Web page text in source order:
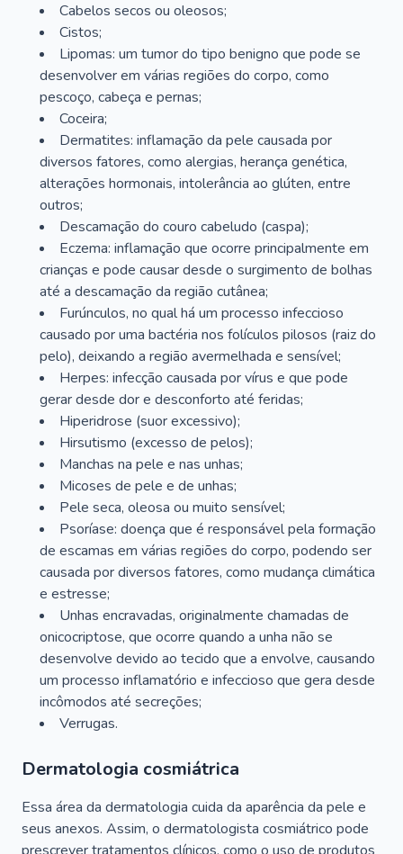
Cabelos secos ou oleosos;
Cistos;
Lipomas: um tumor do tipo benigno que pode se
desenvolver em várias regiões do corpo, como
pescoço, cabeça e pernas;
Coceira;
Dermatites: inflamação da pele causada por
diversos fatores, como alergias, herança genética,
alterações hormonais, intolerância ao glúten, entre
outros;
Descamação do couro cabeludo (caspa);
Eczema: inflamação que ocorre principalmente em
crianças e pode causar desde o surgimento de bolhas
até a descamação da região cutânea;
Furúnculos, no qual há um processo infeccioso
causado por uma bactéria nos folículos pilosos (raiz do
pelo), deixando a região avermelhada e sensível;
Herpes: infecção causada por vírus e que pode
gerar desde dor e desconforto até feridas;
Hiperidrose (suor excessivo);
Hirsutismo (excesso de pelos);
Manchas na pele e nas unhas;
Micoses de pele e de unhas;
Pele seca, oleosa ou muito sensível;
Psoríase: doença que é responsável pela formação
de escamas em várias regiões do corpo, podendo ser
causada por diversos fatores, como mudança climática
e estresse;
Unhas encravadas, originalmente chamadas de
onicocriptose, que ocorre quando a unha não se
desenvolve devido ao tecido que a envolve, causando
um processo inflamatório e infeccioso que gera desde
incômodos até secreções;
Verrugas.
Dermatologia cosmiátrica
Essa área da dermatologia cuida da aparência da pele e
seus anexos. Assim, o dermatologista cosmiátrico pode